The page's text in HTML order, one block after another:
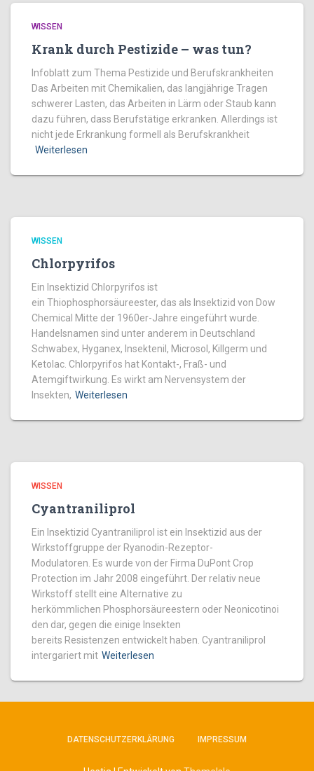
WISSEN
Krank durch Pestizide – was tun?
Infoblatt zum Thema Pestizide und Berufskrankheiten
Das Arbeiten mit Chemikalien, das langjährige Tragen
schwerer Lasten, das Arbeiten in Lärm oder Staub kann
dazu führen, dass Berufstätige erkranken. Allerdings ist
nicht jede Erkrankung formell als Berufskrankheit
Weiterlesen
WISSEN
Chlorpyrifos
Ein Insektizid Chlorpyrifos ist
ein Thiophosphorsäureester, das als Insektizid von Dow
Chemical Mitte der 1960er-Jahre eingeführt wurde.
Handelsnamen sind unter anderem in Deutschland
Schwabex, Hyganex, Insektenil, Microsol, Killgerm und
Ketolac. Chlorpyrifos hat Kontakt-, Fraß- und
Atemgiftwirkung. Es wirkt am Nervensystem der
Insekten, Weiterlesen
WISSEN
Cyantraniliprol
Ein Insektizid Cyantraniliprol ist ein Insektizid aus der
Wirkstoffgruppe der Ryanodin-Rezeptor-
Modulatoren. Es wurde von der Firma DuPont Crop
Protection im Jahr 2008 eingeführt. Der relativ neue
Wirkstoff stellt eine Alternative zu
herkömmlichen Phosphorsäureestern oder Neonicotinoi
den dar, gegen die einige Insekten
bereits Resistenzen entwickelt haben. Cyantraniliprol
intergariert mit Weiterlesen
DATENSCHUTZERKLÄRUNG IMPRESSUM